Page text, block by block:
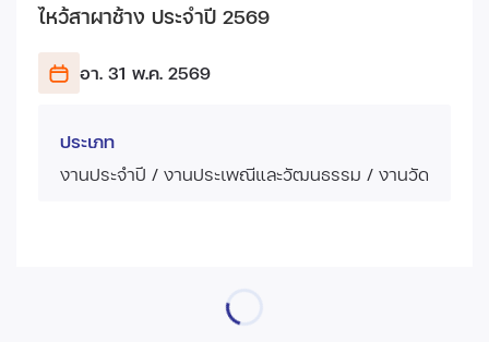
ไหว้สาผาช้าง ประจำปี 2569
อา. 31 พ.ค. 2569
ประเภท
งานประจำปี / งานประเพณีและวัฒนธรรม / งานวัด